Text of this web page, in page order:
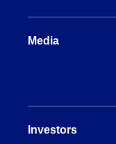
Media
Investors